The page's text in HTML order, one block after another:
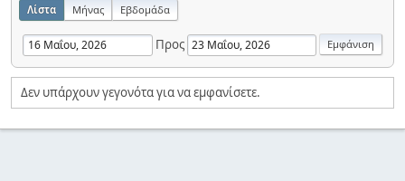
Λίστα Μήνας Εβδομάδα
Προς
Δεν υπάρχουν γεγονότα για να εμφανίσετε.